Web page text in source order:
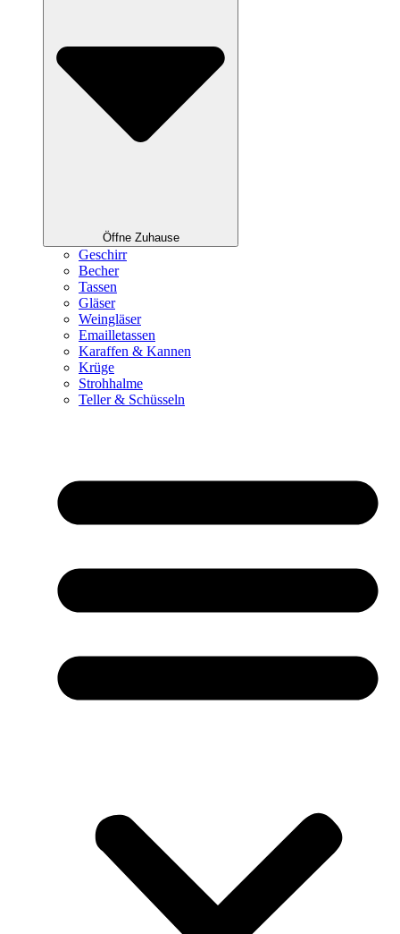
Öffne Zuhause
Geschirr
Becher
Tassen
Gläser
Weingläser
Emailletassen
Karaffen & Kannen
Krüge
Strohhalme
Teller & Schüsseln